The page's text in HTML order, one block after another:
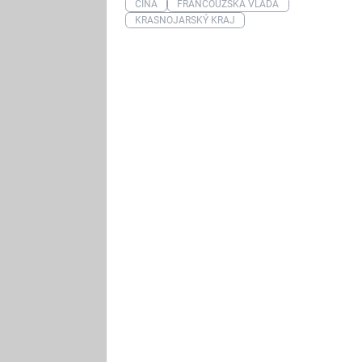
ČÍNA
FRANCOUZSKÁ VLÁDA
KRASNOJARSKÝ KRAJ